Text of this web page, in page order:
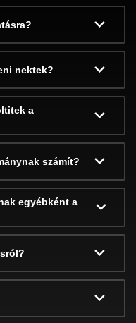
nektek?
a
számít?
egyébként a